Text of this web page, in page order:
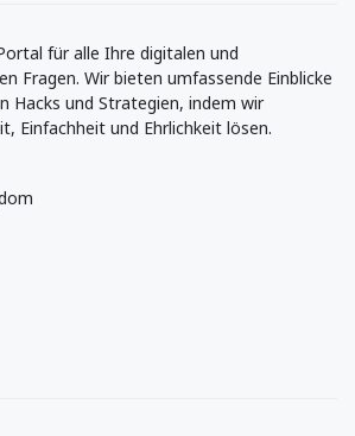
für alle Ihre digitalen und
Fragen. Wir bieten umfassende Einblicke
Hacks und Strategien, indem wir
Einfachheit und Ehrlichkeit lösen.